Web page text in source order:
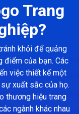
Trang
khỏi để quảng
điểm của bạn. Các
việc thiết kế một
xuất sắc của họ.
thương hiệu trang
ngành khác nhau